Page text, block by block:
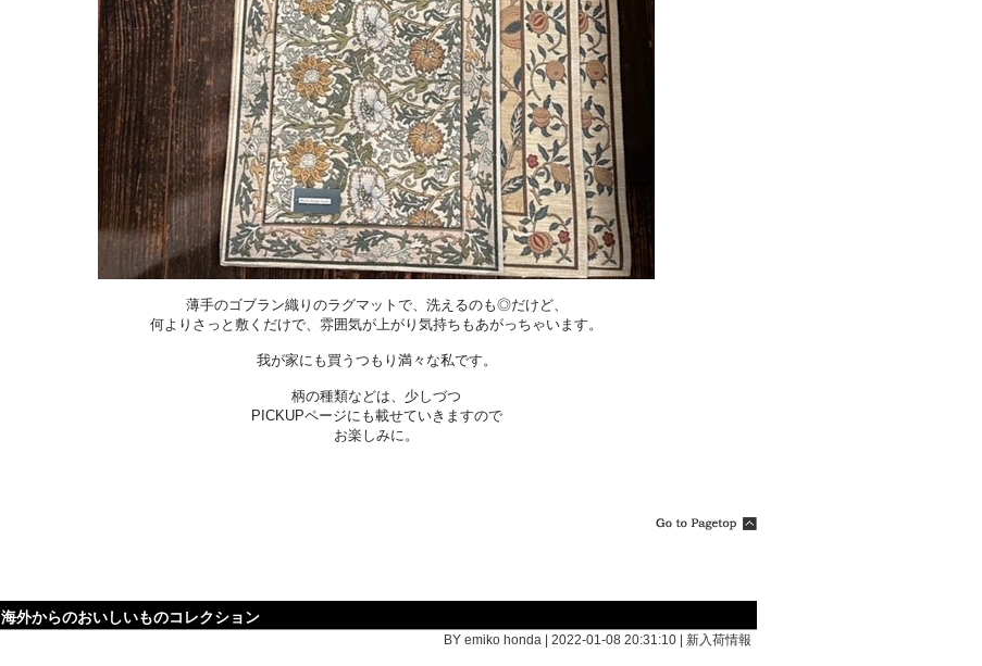
薄手のゴブラン織りのラグマットで、洗えるのも◎だけど、
何よりさっと敷くだけで、雰囲気が上がり気持ちもあがっちゃいます。
我が家にも買うつもり満々な私です。
柄の種類などは、少しづつ
PICKUPページにも載せていきますので
お楽しみに。
海外からのおいしいものコレクション
BY emiko honda | 2022-01-08 20:31:10 | 新入荷情報